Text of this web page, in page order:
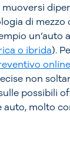
di mezzo
un’auto
o ibrida).
online
non
possibili
auto, molto